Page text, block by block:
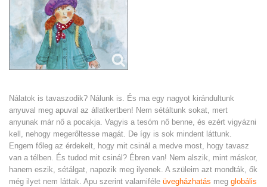
Nálatok is tavaszodik? Nálunk is. És ma egy nagyot kirándultunk
anyuval meg apuval az állatkertben! Nem sétáltunk sokat, mert
anyunak már nő a pocakja. Vagyis a tesóm nő benne, és ezért vigyázni
kell, nehogy megerőltesse magát. De így is sok mindent láttunk.
Engem főleg az érdekelt, hogy mit csinál a medve most, hogy tavasz
van a télben. És tudod mit csinál? Ébren van! Nem alszik, mint máskor,
hanem eszik, sétálgat, napozik meg ilyenek. A szüleim azt mondták, ők
még ilyet nem láttak. Apu szerint valamiféle üvegházhatás meg globális